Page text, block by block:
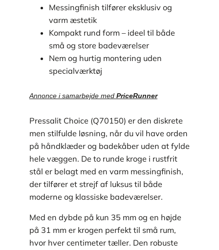
Messingfinish tilfører eksklusiv og
varm æstetik
Kompakt rund form – ideel til både
små og store badeværelser
Nem og hurtig montering uden
specialværktøj
Annonce i samarbejde med PriceRunner
Pressalit Choice (Q70150) er den diskrete
men stilfulde løsning, når du vil have orden
på håndklæder og badekåber uden at fylde
hele væggen. De to runde kroge i rustfrit
stål er belagt med en varm messingfinish,
der tilfører et strejf af luksus til både
moderne og klassiske badeværelser.
Med en dybde på kun 35 mm og en højde
på 31 mm er krogen perfekt til små rum,
hvor hver centimeter tæller. Den robuste